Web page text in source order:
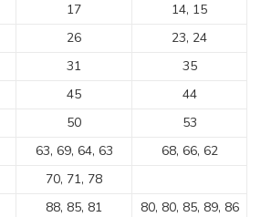
17
14, 15
26
23, 24
31
35
45
44
50
53
63, 69, 64, 63
68, 66, 62
70, 71, 78
88, 85, 81
80, 80, 85, 89, 86